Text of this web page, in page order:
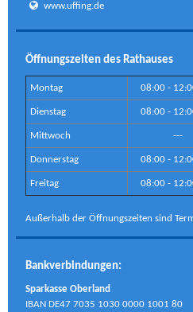
www.uffing.de
Öffnungszeiten des Rathauses
Montag 08:00 -
Dienstag 08:00 -
Mittwoch ---
Donnerstag 08:00 -
Freitag 08:00 -
Außerhalb der Öffnungszeiten sind
Bankverbindungen:
Sparkasse Oberland
IBAN DE47 7035 1030 0000 1001 80